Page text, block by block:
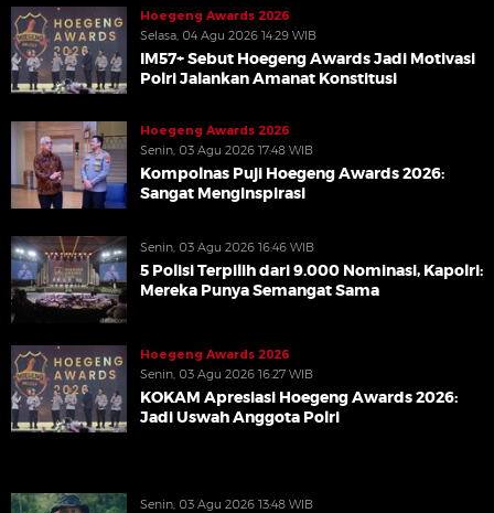
Hoegeng Awards 2026
Selasa, 04 Agu 2026 14:29 WIB
IM57+ Sebut Hoegeng Awards Jadi Motivasi
Polri Jalankan Amanat Konstitusi
Hoegeng Awards 2026
Senin, 03 Agu 2026 17:48 WIB
Kompolnas Puji Hoegeng Awards 2026:
Sangat Menginspirasi
Senin, 03 Agu 2026 16:46 WIB
5 Polisi Terpilih dari 9.000 Nominasi, Kapolri:
Mereka Punya Semangat Sama
Hoegeng Awards 2026
Senin, 03 Agu 2026 16:27 WIB
KOKAM Apresiasi Hoegeng Awards 2026:
Jadi Uswah Anggota Polri
Senin, 03 Agu 2026 13:48 WIB